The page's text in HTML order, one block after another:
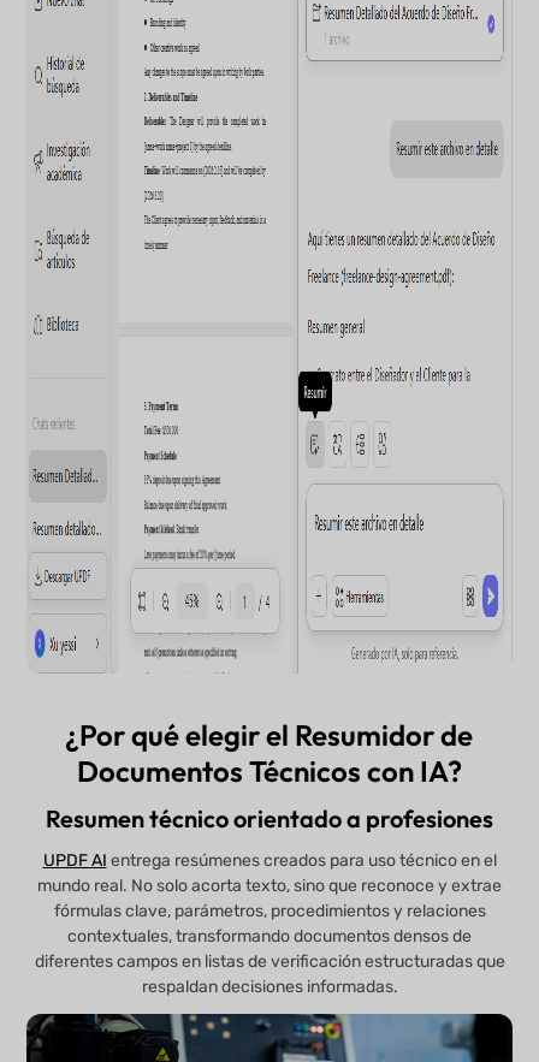
¿Por qué elegir el Resumidor de
Documentos Técnicos con IA?
Resumen técnico orientado a profesiones
UPDF AI entrega resúmenes creados para uso técnico en el
mundo real. No solo acorta texto, sino que reconoce y extrae
fórmulas clave, parámetros, procedimientos y relaciones
contextuales, transformando documentos densos de
diferentes campos en listas de verificación estructuradas que
respaldan decisiones informadas.